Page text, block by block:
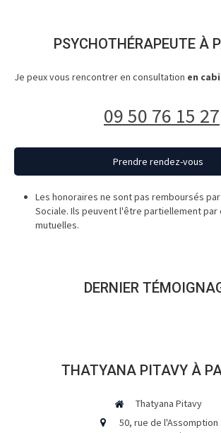
PSYCHOTHÉRAPEUTE À
Je peux vous rencontrer en consultation en
09 50 76 15 27
Prendre rendez-vous
Les honoraires ne sont pas remboursés
Sociale. Ils peuvent l'être partiellement par
mutuelles.
DERNIER
THATYANA PITAVY À
Thatyana Pitavy
50, rue de l'Assomption